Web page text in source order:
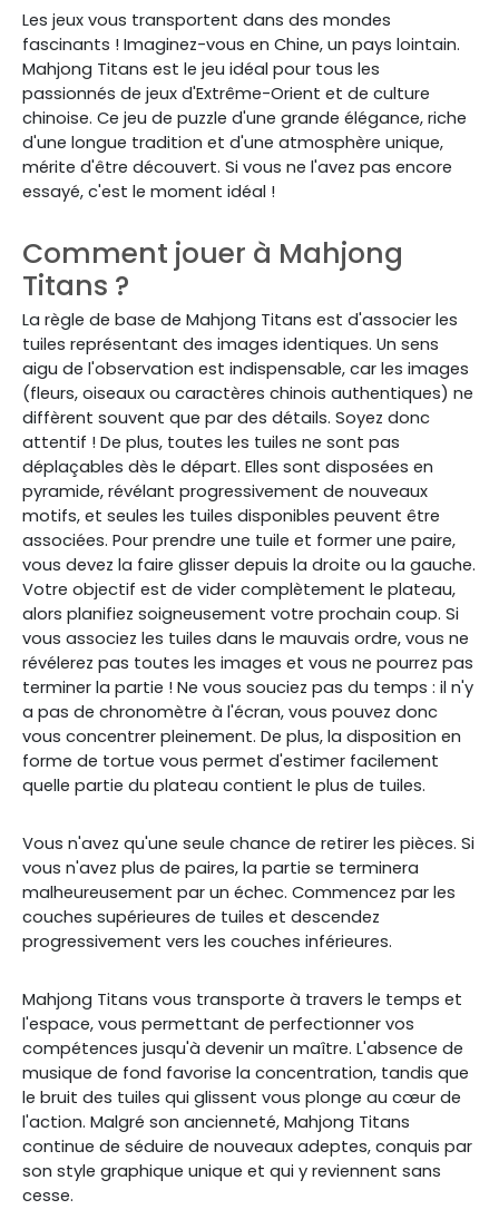
Les jeux vous transportent dans des mondes
fascinants ! Imaginez-vous en Chine, un pays lointain.
Mahjong Titans est le jeu idéal pour tous les
passionnés de jeux d'Extrême-Orient et de culture
chinoise. Ce jeu de puzzle d'une grande élégance, riche
d'une longue tradition et d'une atmosphère unique,
mérite d'être découvert. Si vous ne l'avez pas encore
essayé, c'est le moment idéal !
Comment jouer à Mahjong
Titans ?
La règle de base de Mahjong Titans est d'associer les
tuiles représentant des images identiques. Un sens
aigu de l'observation est indispensable, car les images
(fleurs, oiseaux ou caractères chinois authentiques) ne
diffèrent souvent que par des détails. Soyez donc
attentif ! De plus, toutes les tuiles ne sont pas
déplaçables dès le départ. Elles sont disposées en
pyramide, révélant progressivement de nouveaux
motifs, et seules les tuiles disponibles peuvent être
associées. Pour prendre une tuile et former une paire,
vous devez la faire glisser depuis la droite ou la gauche.
Votre objectif est de vider complètement le plateau,
alors planifiez soigneusement votre prochain coup. Si
vous associez les tuiles dans le mauvais ordre, vous ne
révélerez pas toutes les images et vous ne pourrez pas
terminer la partie ! Ne vous souciez pas du temps : il n'y
a pas de chronomètre à l'écran, vous pouvez donc
vous concentrer pleinement. De plus, la disposition en
forme de tortue vous permet d'estimer facilement
quelle partie du plateau contient le plus de tuiles.
Vous n'avez qu'une seule chance de retirer les pièces. Si
vous n'avez plus de paires, la partie se terminera
malheureusement par un échec. Commencez par les
couches supérieures de tuiles et descendez
progressivement vers les couches inférieures.
Mahjong Titans vous transporte à travers le temps et
l'espace, vous permettant de perfectionner vos
compétences jusqu'à devenir un maître. L'absence de
musique de fond favorise la concentration, tandis que
le bruit des tuiles qui glissent vous plonge au cœur de
l'action. Malgré son ancienneté, Mahjong Titans
continue de séduire de nouveaux adeptes, conquis par
son style graphique unique et qui y reviennent sans
cesse.